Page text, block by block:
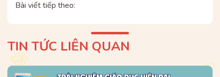
Bài viết tiếp theo:
TIN TỨC LIÊN QUAN